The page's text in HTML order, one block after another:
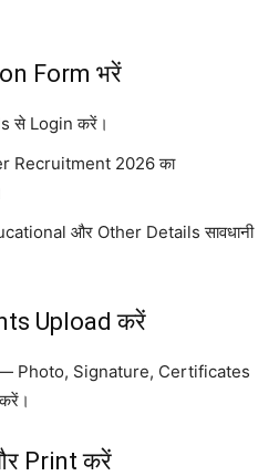
Form भरें
से Login करें।
Recruitment 2026 का
और Other Details सावधानी
Upload करें
Photo, Signature, Certificates
Print करें